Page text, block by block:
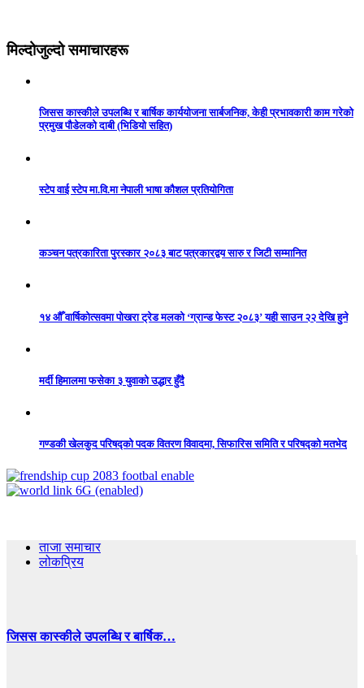
मिल्दोजुल्दो समाचारहरू
जिसस कास्कीले उपलब्धि र बार्षिक कार्ययोजना सार्बजनिक, केही प्रभावकारी काम गरेको
प्रमुख पौडेलको दाबी (भिडियो सहित)
स्टेप वाई स्टेप मा.वि.मा नेपाली भाषा कौशल प्रतियोगिता
कञ्चन पत्रकारिता पुरस्कार २०८३ बाट पत्रकारद्वय सारु र जिटी सम्मानित
१४ औँ वार्षिकोत्सवमा पोखरा ट्रेड मलको ‘ग्रान्ड फेस्ट २०८३’ यही साउन २२ देखि हुने
मर्दी हिमालमा फसेका ३ युवाको उद्धार हुँदै
गण्डकी खेलकुद परिषद्को पदक वितरण विवादमा, सिफारिस समिति र परिषद्को मतभेद
ताजा समाचार
लोकप्रिय
जिसस कास्कीले उपलब्धि र बार्षिक…